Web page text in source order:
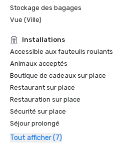
Stockage des bagages
Vue (Ville)
Installations
Accessible aux fauteuils roulants
Animaux acceptés
Boutique de cadeaux sur place
Restaurant sur place
Restauration sur place
Sécurité sur place
Séjour prolongé
Tout afficher (7)